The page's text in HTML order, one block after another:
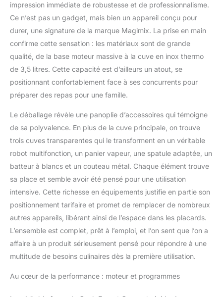
garanti 30 ans, produit
garanti 3 ans Grande
capacité de préparation :
bol cuiseur inox (3,5L) et
transparents (3,6L – 2,6L
– 1,2L). De 2 à 12
personnes Idées et
inspirations : livre avec
pour votre quotidien, une
application Magimix avec
+ de 2700 recettes
gratuites et des vidéos
tutos
impression immédiate de robustesse et de professionnalisme.
Ce n’est pas un gadget, mais bien un appareil conçu pour
durer, une signature de la marque Magimix. La prise en main
confirme cette sensation : les matériaux sont de grande
qualité, de la base moteur massive à la cuve en inox thermo
de 3,5 litres. Cette capacité est d’ailleurs un atout, se
positionnant confortablement face à ses concurrents pour
préparer des repas pour une famille.
Le déballage révèle une panoplie d’accessoires qui témoigne
de sa polyvalence. En plus de la cuve principale, on trouve
trois cuves transparentes qui le transforment en un véritable
robot multifonction, un panier vapeur, une spatule adaptée, un
batteur à blancs et un couteau métal. Chaque élément trouve
sa place et semble avoir été pensé pour une utilisation
intensive. Cette richesse en équipements justifie en partie son
positionnement tarifaire et promet de remplacer de nombreux
autres appareils, libérant ainsi de l’espace dans les placards.
L’ensemble est complet, prêt à l’emploi, et l’on sent que l’on a
affaire à un produit sérieusement pensé pour répondre à une
multitude de besoins culinaires dès la première utilisation.
Au cœur de la performance : moteur et programmes